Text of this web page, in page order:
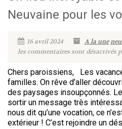
Neuvaine pour les
16 avril 2024 A la une
les commentaires sont désactivés
Chers paroissiens, Les
familles. On rêve d’aller
des paysages insoupçonnés.
sortir un message très
nous dit qu’une vocation, ce
extérieur ! C’est rejoindre un